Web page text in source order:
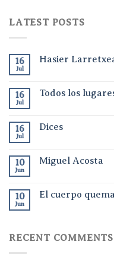
LATEST POSTS
16
Jul
Hasier
16
Jul
Todos los
16
Jul
Dices
10
Jun
Miguel Acosta
10
Jun
El cuerpo
RECENT COMMENTS